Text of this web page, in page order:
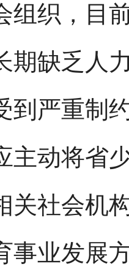
组织，目
期缺乏人
到严重制
主动将省
关社会机
事业发展